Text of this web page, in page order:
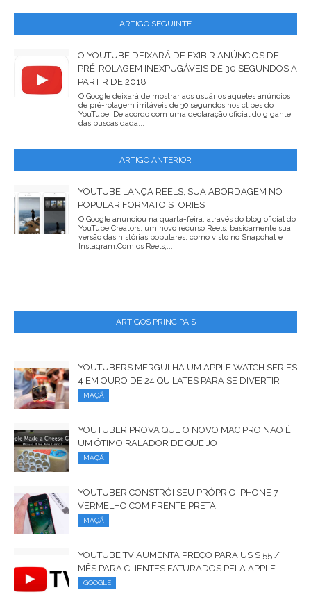
ARTIGO SEGUINTE
O YOUTUBE DEIXARÁ DE EXIBIR ANÚNCIOS DE
PRÉ-ROLAGEM INEXPUGÁVEIS ​​DE 30 SEGUNDOS A
PARTIR DE 2018
O Google deixará de mostrar aos usuários aqueles anúncios
de pré-rolagem irritáveis ​​de 30 segundos nos clipes do
YouTube. De acordo com uma declaração oficial do gigante
das buscas dada...
ARTIGO ANTERIOR
YOUTUBE LANÇA REELS, SUA ABORDAGEM NO
POPULAR FORMATO STORIES
O Google anunciou na quarta-feira, através do blog oficial do
YouTube Creators, um novo recurso Reels, basicamente sua
versão das histórias populares, como visto no Snapchat e
Instagram.Com os Reels,...
ARTIGOS PRINCIPAIS
YOUTUBERS MERGULHA UM APPLE WATCH SERIES
4 EM OURO DE 24 QUILATES PARA SE DIVERTIR
MAÇÃ
YOUTUBER PROVA QUE O NOVO MAC PRO NÃO É
UM ÓTIMO RALADOR DE QUEIJO
MAÇÃ
YOUTUBER CONSTRÓI SEU PRÓPRIO IPHONE 7
VERMELHO COM FRENTE PRETA
MAÇÃ
YOUTUBE TV AUMENTA PREÇO PARA US $ 55 /
MÊS PARA CLIENTES FATURADOS PELA APPLE
GOOGLE